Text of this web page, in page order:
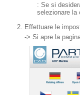
: Se si
selezionare la
Effettuare le
-> Si apre la